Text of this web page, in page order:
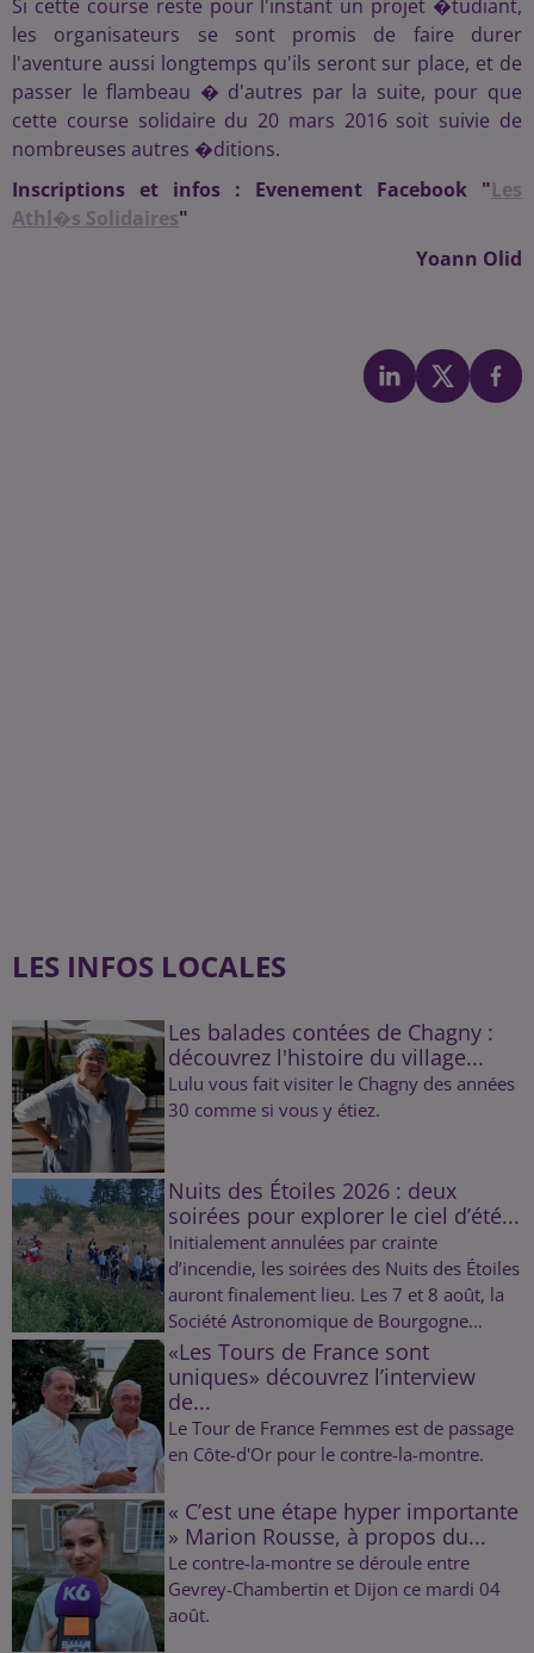
Si cette course reste pour l'instant un projet �tudiant,
les organisateurs se sont promis de faire durer
l'aventure aussi longtemps qu'ils seront sur place, et de
passer le flambeau � d'autres par la suite, pour que
cette course solidaire du 20 mars 2016 soit suivie de
nombreuses autres �ditions.
Inscriptions et infos : Evenement Facebook "Les
Athl�s Solidaires"
Yoann Olid
LES INFOS LOCALES
Les balades contées de Chagny :
découvrez l'histoire du village...
Lulu vous fait visiter le Chagny des années
30 comme si vous y étiez.
Nuits des Étoiles 2026 : deux
soirées pour explorer le ciel d’été...
Initialement annulées par crainte
d’incendie, les soirées des Nuits des Étoiles
auront finalement lieu. Les 7 et 8 août, la
Société Astronomique de Bourgogne...
«Les Tours de France sont
uniques» découvrez l’interview
de...
Le Tour de France Femmes est de passage
en Côte-d'Or pour le contre-la-montre.
« C’est une étape hyper importante
» Marion Rousse, à propos du...
Le contre-la-montre se déroule entre
Gevrey-Chambertin et Dijon ce mardi 04
août.